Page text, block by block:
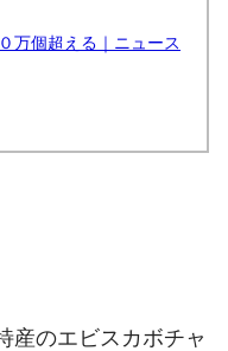
万個超える｜ニュース
産のエビスカボチャ